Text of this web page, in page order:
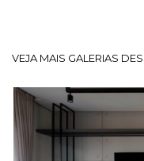
VEJA MAIS GALERIAS